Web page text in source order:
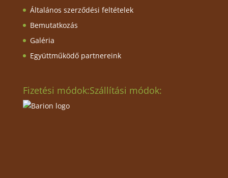
Általános szerződési feltételek
Bemutatkozás
Galéria
Együttműködő partnereink
Fizetési módok:Szállítási módok: